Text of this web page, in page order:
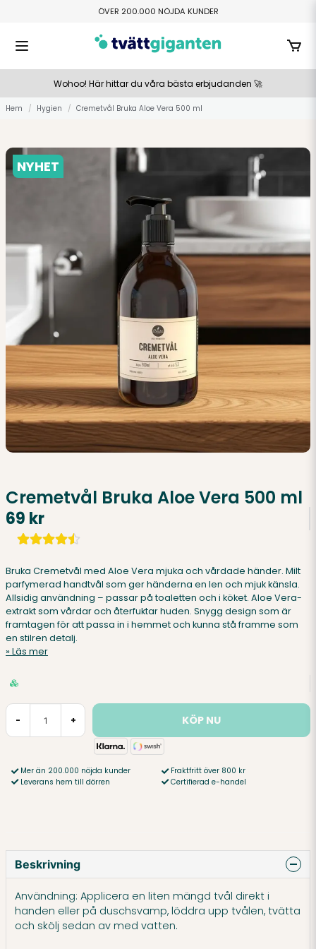
ÖVER 200.000 NÖJDA KUNDER
FRI HEMLEVERANS ÖVER 800 KR
TILLVERKAS I SMÅLAND
BETALA ENKELT MED SWISH ELLER KLARNA
Wohoo! Här hittar du våra bästa erbjudanden 🚀
Hem Hygien Cremetvål Bruka Aloe Vera 500 ml
NYHET
Cremetvål Bruka Aloe Vera 500 ml
69 kr
Bruka Cremetvål med Aloe Vera mjuka och vårdade händer. Milt
parfymerad handtvål som ger händerna en len och mjuk känsla.
Allsidig användning – passar på toaletten och i köket. Aloe Vera-
extrakt som vårdar och återfuktar huden. Snygg design som är
framtagen för att passa in i hemmet och kunna stå framme som
en stilren detalj.
Läs mer
- + KÖP NU
Mer än 200.000 nöjda kunder
Leverans hem till dörren
Fraktfritt över 800 kr
Certifierad e-handel
Beskrivning
Användning: Applicera en liten mängd tvål direkt i
handen eller på duschsvamp, löddra upp tvålen, tvätta
och skölj sedan av med vatten.